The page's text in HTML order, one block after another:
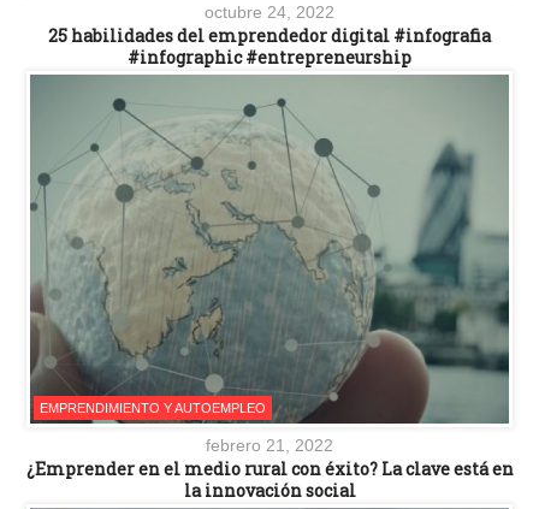
octubre 24, 2022
25 habilidades del emprendedor digital #infografia
#infographic #entrepreneurship
EMPRENDIMIENTO Y AUTOEMPLEO
febrero 21, 2022
¿Emprender en el medio rural con éxito? La clave está en
la innovación social